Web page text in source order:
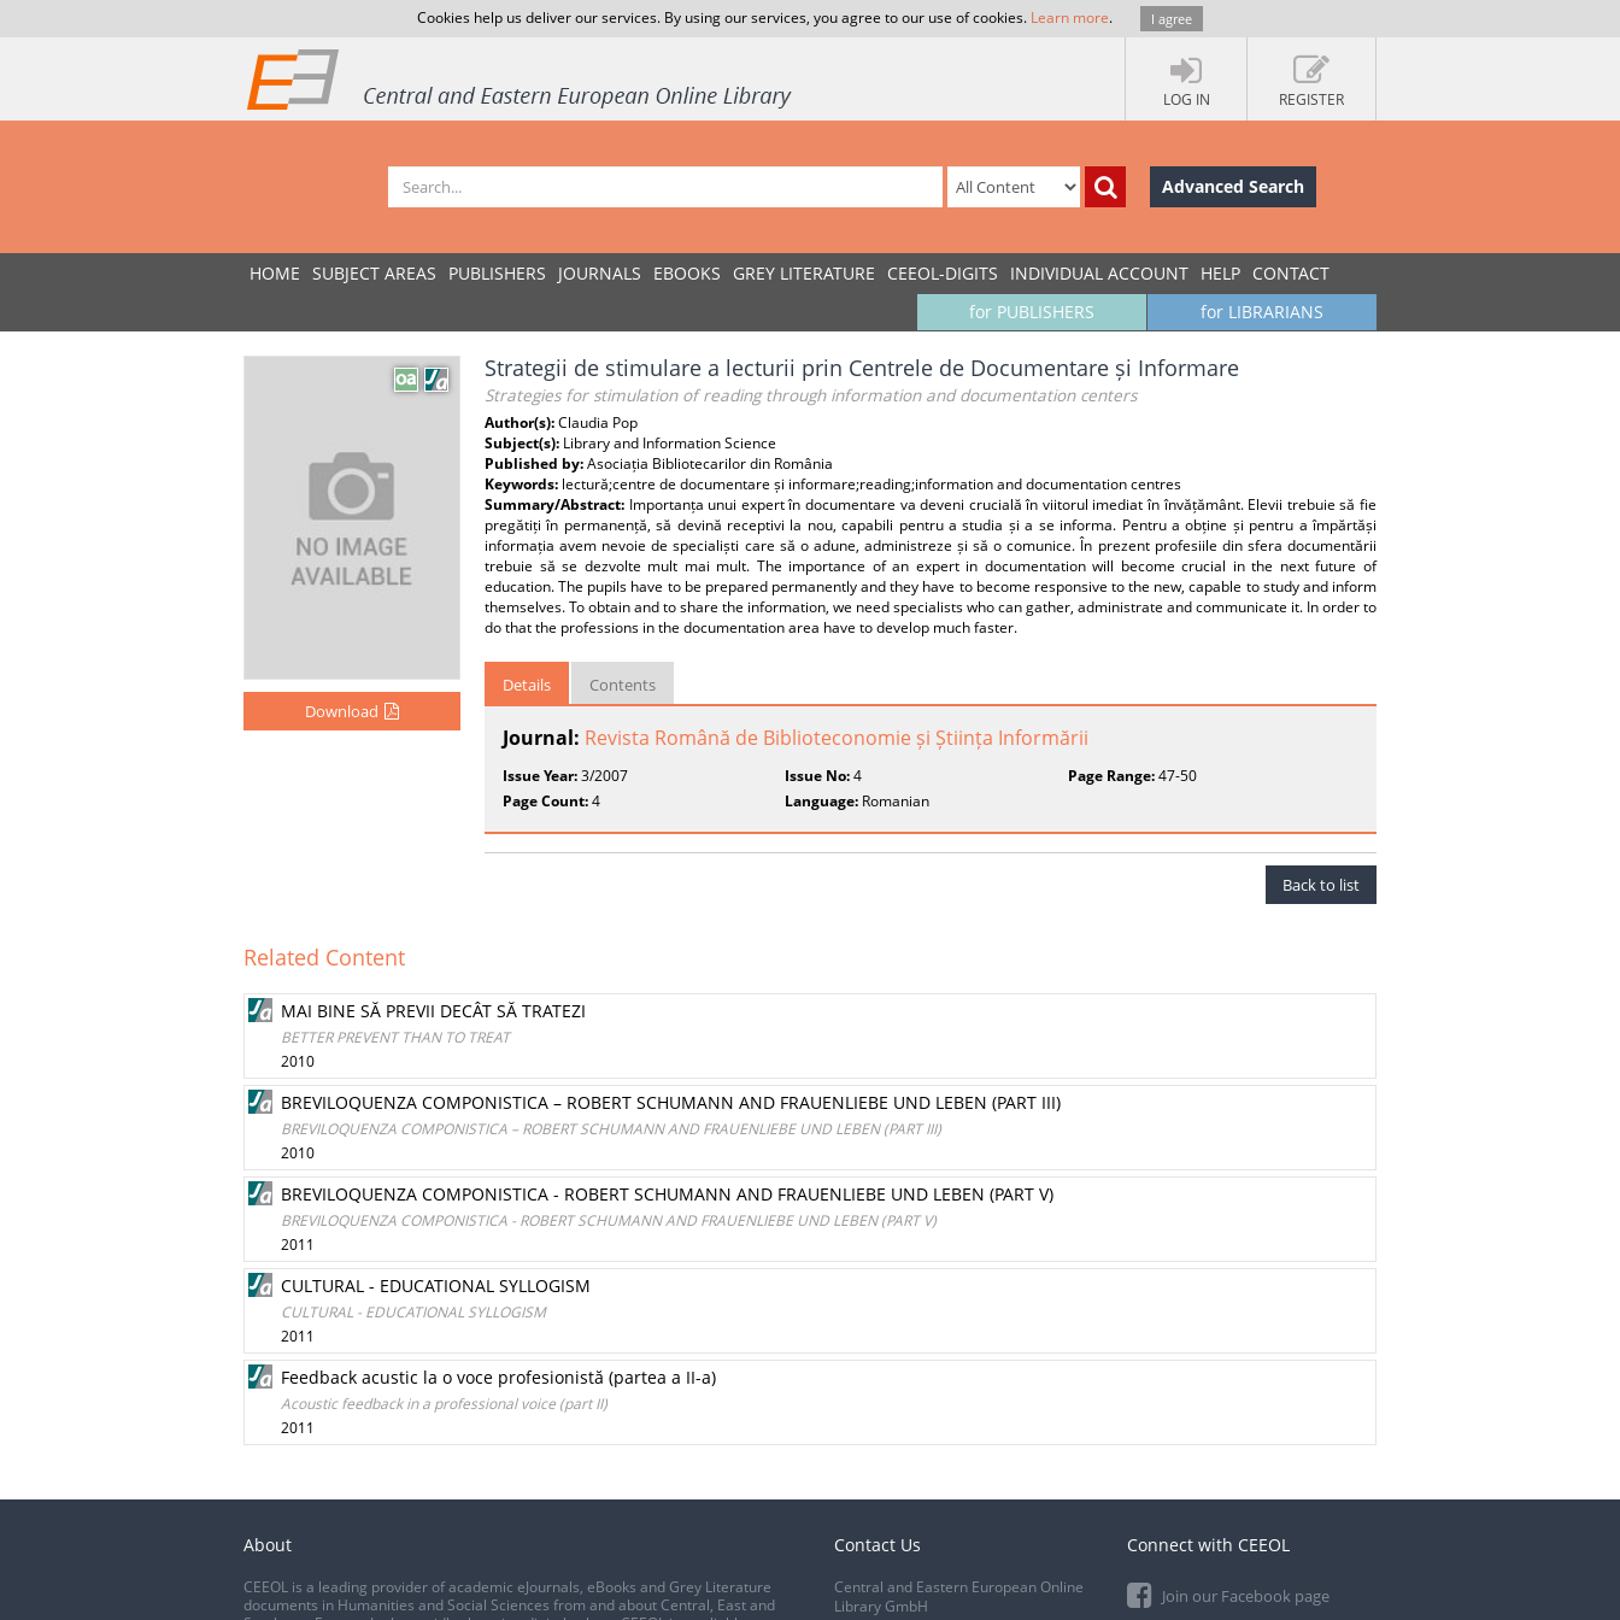
Cookies help us deliver our services. By using our services, you agree to our use of cookies. Learn more. I agree
LOG IN REGISTER
Advanced Search
HOME SUBJECT AREAS PUBLISHERS JOURNALS EBOOKS GREY LITERATURE CEEOL-DIGITS INDIVIDUAL ACCOUNT HELP CONTACT
for LIBRARIANS
for PUBLISHERS
Download
Strategii de stimulare a lecturii prin Centrele de Documentare și Informare
Strategies for stimulation of reading through information and documentation centers
Author(s):Claudia Pop
Subject(s): Library and Information Science
Published by:Asociația Bibliotecarilor din România
Keywords: lectură;centre de documentare și informare;reading;information and documentation centres
Summary/Abstract: Importanța unui expert în documentare va deveni crucială în viitorul imediat în învățământ. Elevii trebuie să fie
pregătiți în permanență, să devină receptivi la nou, capabili pentru a studia și a se informa. Pentru a obține și pentru a împărtăși
informația avem nevoie de specialiști care să o adune, administreze și să o comunice. În prezent profesiile din sfera documentării
trebuie să se dezvolte mult mai mult. The importance of an expert in documentation will become crucial in the next future of
education. The pupils have to be prepared permanently and they have to become responsive to the new, capable to study and inform
themselves. To obtain and to share the information, we need specialists who can gather, administrate and communicate it. In order to
do that the professions in the documentation area have to develop much faster.
Details Contents
Journal: Revista Română de Biblioteconomie și Știința Informării
Issue Year:3/2007 Issue No:4 Page Range:47-50
Page Count:4 Language: Romanian
Back to list
Related Content
MAI BINE SĂ PREVII DECÂT SĂ TRATEZI
BETTER PREVENT THAN TO TREAT
2010
BREVILOQUENZA COMPONISTICA – ROBERT SCHUMANN AND FRAUENLIEBE UND LEBEN (PART III)
BREVILOQUENZA COMPONISTICA – ROBERT SCHUMANN AND FRAUENLIEBE UND LEBEN (PART III)
2010
BREVILOQUENZA COMPONISTICA - ROBERT SCHUMANN AND FRAUENLIEBE UND LEBEN (PART V)
BREVILOQUENZA COMPONISTICA - ROBERT SCHUMANN AND FRAUENLIEBE UND LEBEN (PART V)
2011
CULTURAL - EDUCATIONAL SYLLOGISM
CULTURAL - EDUCATIONAL SYLLOGISM
2011
Feedback acustic la o voce profesionistă (partea a II-a)
Acoustic feedback in a professional voice (part II)
2011
About
CEEOL is a leading provider of academic eJournals, eBooks and Grey Literature
documents in Humanities and Social Sciences from and about Central, East and
Contact Us
Central and Eastern European Online
Library GmbH
Connect with CEEOL
Join our Facebook page